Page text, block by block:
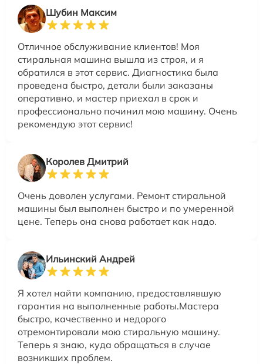
Шубин Максим
Отличное обслуживание клиентов! Моя
стиральная машина вышла из строя, и я
обратился в этот сервис. Диагностика была
проведена быстро, детали были заказаны
оперативно, и мастер приехал в срок и
профессионально починил мою машину. Очень
рекомендую этот сервис!
Королев Дмитрий
Очень доволен услугами. Ремонт стиральной
машины был выполнен быстро и по умеренной
цене. Теперь она снова работает как надо.
Ильинский Андрей
Я хотел найти компанию, предоставлявшую
гарантия на выполненные работы.Мастера
быстро, качественно и недорого
отремонтировали мою стиральную машину.
Теперь я знаю, куда обращаться в случае
возникших проблем.